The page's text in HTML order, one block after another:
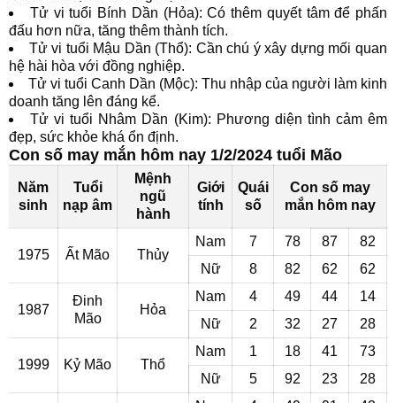
Tử vi tuổi Bính Dần (Hỏa): Có thêm quyết tâm để phấn
đấu hơn nữa, tăng thêm thành tích.
Tử vi tuổi Mậu Dần (Thổ): Cần chú ý xây dựng mối quan
hệ hài hòa với đồng nghiệp.
Tử vi tuổi Canh Dần (Mộc): Thu nhập của người làm kinh
doanh tăng lên đáng kể.
Tử vi tuổi Nhâm Dần (Kim): Phương diện tình cảm êm
đẹp, sức khỏe khá ổn định.
Con số may mắn hôm nay 1/2/2024 tuổi Mão
Năm
sinh
Tuổi
nạp âm
Mệnh
ngũ
hành
Giới
tính
Quái
số
Con số may
mắn hôm nay
1975 Ất Mão Thủy
Nam 7 78 87
82
Nữ
8 82 62 62
1987
Đinh
Mão
Hỏa
Nam 4 49 44
14
Nữ
2 32 27 28
1999 Kỷ Mão Thổ
Nam 1 18 41
73
Nữ
5 92 23
28